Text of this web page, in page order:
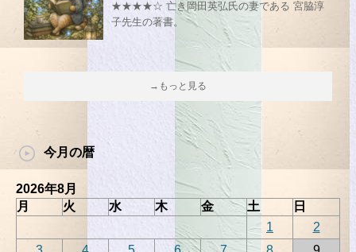
★★★★☆ 亡き岡田英弘氏の妻である 宮脇淳
子先生の著書。
→もっと見る
今月の暦
2026年8月
月
火 水 木 金 土
日
1
2